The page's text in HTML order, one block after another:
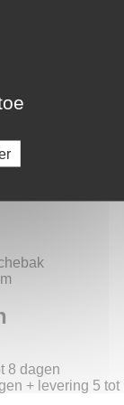
8 dagen
+ levering 5 tot